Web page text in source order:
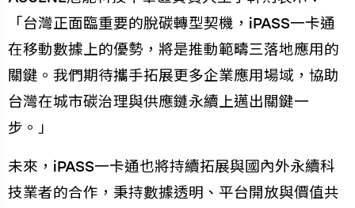
「台灣正面臨重要的脫碳轉型契機，iPASS一卡通
在移動數據上的優勢，將是推動範疇三落地應用的
關鍵。我們期待攜手拓展更多企業應用場域，協助
台灣在城市碳治理與供應鏈永續上邁出關鍵一
步。」
未來，iPASS一卡通也將持續拓展與國內外永續科
技業者的合作，秉持數據透明、平台開放與價值共